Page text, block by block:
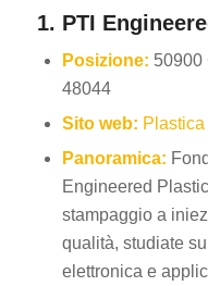
1. PTI
Posizione: 50900
48044
Sito web:
Panoramica:
Engineered
stampaggio a
qualità, studiate
elettronica e